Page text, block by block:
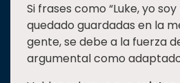
Si frases como “Luke, yo
quedado guardadas en la
gente, se debe a la fuerza
argumental como